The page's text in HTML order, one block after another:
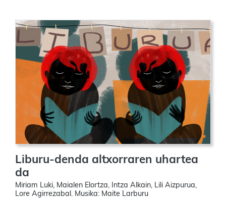
Liburu-denda altxorraren uhartea
da
Miriam Luki, Maialen Elortza, Intza Alkain, Lili Aizpurua,
Lore Agirrezabal. Musika: Maite Larburu